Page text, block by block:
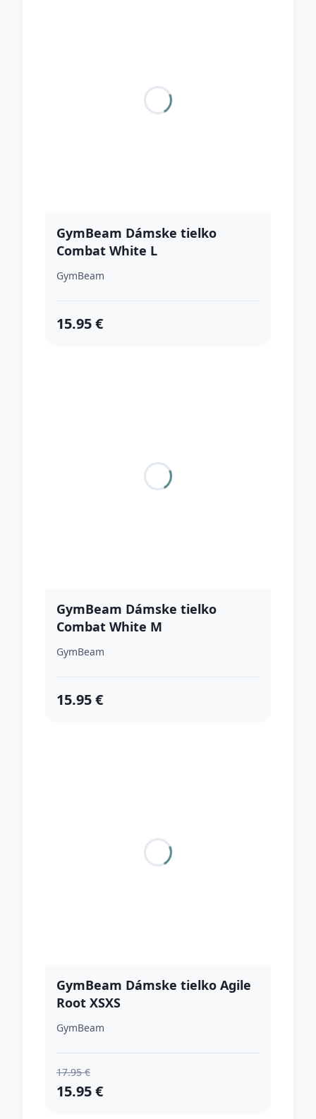
GymBeam Dámske tielko
Combat White L
GymBeam
15.95 €
GymBeam Dámske tielko
Combat White M
GymBeam
15.95 €
GymBeam Dámske tielko Agile
Root XSXS
GymBeam
17.95 €
15.95 €